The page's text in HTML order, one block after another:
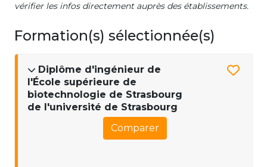
vérifier les infos directement auprès des établissements.
Formation(s) sélectionnée(s)
Diplôme d'ingénieur de
l'École supérieure de
biotechnologie de Strasbourg
de l'université de Strasbourg
Comparer